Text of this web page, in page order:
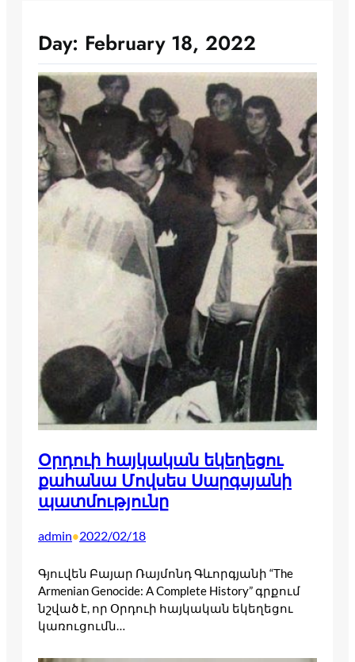
Day: February 18, 2022
Օրդուի հայկական եկեղեցու
քահանա Մովսես Սարգսյանի
պատմությունը
admin•2022/02/18
Գյուվեն Բայար Ռայմոնդ Գևորգյանի “The
Armenian Genocide: A Complete History” գրքում
նշված է, որ Օրդուի հայկական եկեղեցու
կառուցումն…